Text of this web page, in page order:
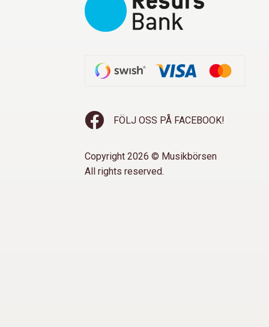
FÖLJ OSS PÅ FACEBOOK!
Copyright 2026 © Musikbörsen
All rights reserved.